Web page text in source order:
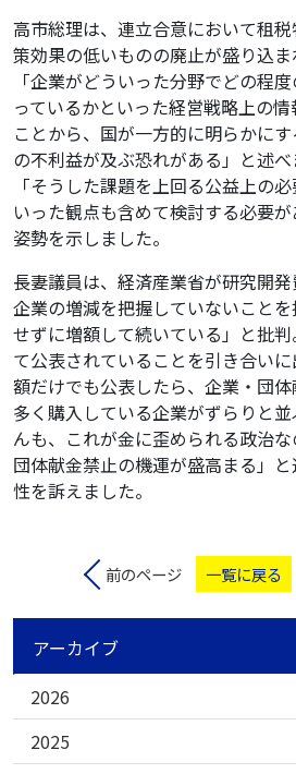
高市総理は、連立合意において租
策効果の低いものの廃止が盛り込ま
「企業がどういった分野でどの程
っているかといった経営戦略上の
ことから、国が一方的に明らかに
の不利益が及ぶ恐れがある」と述べ
「そうした課題を上回る公益上の
いった観点も含めて検討する必要
姿勢を示しました。
長妻議員は、経済産業省が研究開
企業の増減を把握していないこと
せずに増額して続いている」と批
て公表されていることを引き合い
額だけでも公表したら、企業・団
多く購入している企業がずらりと
んも、これが金に歪められる政治
団体献金禁止の機運が盛高まる」
性を訴えました。
前のページ 一覧に戻る
アーカイブ
2026
2025